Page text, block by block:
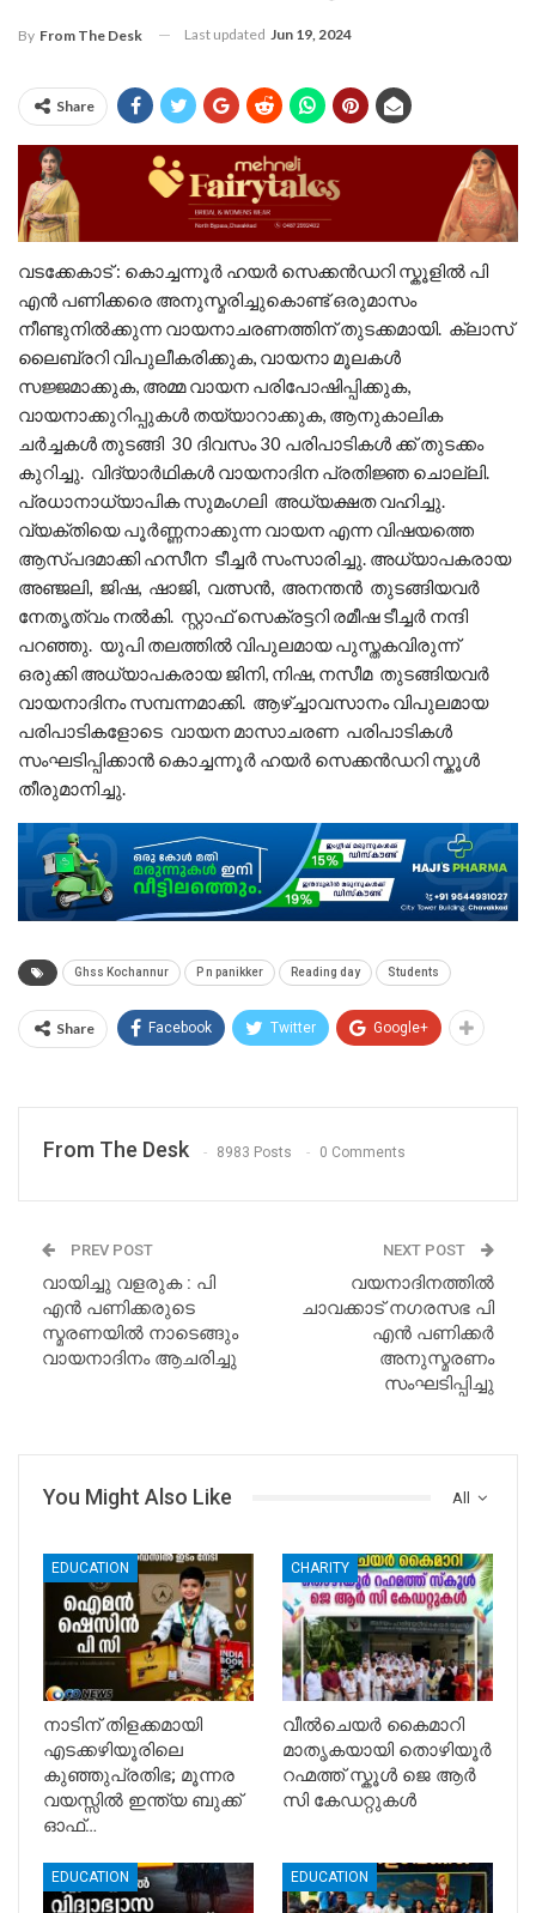
By From The Desk Last updated Jun 19, 2024
Share
വടക്കേകാട് : കൊച്ചന്നൂർ ഹയർ സെക്കൻഡറി സ്കൂളിൽ പി
എൻ പണിക്കരെ അനുസ്മരിച്ചുകൊണ്ട് ഒരുമാസം
നീണ്ടുനിൽക്കുന്ന വായനാചരണത്തിന് തുടക്കമായി. ക്ലാസ്
ലൈബ്രറി വിപുലീകരിക്കുക, വായനാ മൂലകൾ
സജ്ജമാക്കുക, അമ്മ വായന പരിപോഷിപ്പിക്കുക,
വായനാക്കുറിപ്പുകൾ തയ്യാറാക്കുക, ആനുകാലിക
ചർച്ചകൾ തുടങ്ങി 30 ദിവസം 30 പരിപാടികൾ ക്ക് തുടക്കം
കുറിച്ചു. വിദ്യാർഥികൾ വായനാദിന പ്രതിജ്ഞ ചൊല്ലി.
പ്രധാനാധ്യാപിക സുമംഗലി അധ്യക്ഷത വഹിച്ചു.
വ്യക്തിയെ പൂർണ്ണനാക്കുന്ന വായന എന്ന വിഷയത്തെ
ആസ്പദമാക്കി ഹസീന ടീച്ചർ സംസാരിച്ചു. അധ്യാപകരായ
അഞ്ജലി, ജിഷ, ഷാജി, വത്സൻ, അനന്തൻ തുടങ്ങിയവർ
നേതൃത്വം നൽകി. സ്റ്റാഫ് സെക്രട്ടറി രമീഷ ടീച്ചർ നന്ദി
പറഞ്ഞു. യുപി തലത്തിൽ വിപുലമായ പുസ്തകവിരുന്ന്
ഒരുക്കി അധ്യാപകരായ ജിനി, നിഷ, നസീമ തുടങ്ങിയവർ
വായനാദിനം സമ്പന്നമാക്കി. ആഴ്ച്ചാവസാനം വിപുലമായ
പരിപാടികളോടെ വായന മാസാചരണ പരിപാടികൾ
സംഘടിപ്പിക്കാൻ കൊച്ചന്നൂർ ഹയർ സെക്കൻഡറി സ്കൂൾ
തീരുമാനിച്ചു.
Ghss Kochannur P n panikker Reading day Students
Share Facebook Twitter Google+
From The Desk 8983 Posts 0 Comments
PREV POST
വായിച്ചു വളരുക : പി
എന്‍ പണിക്കരുടെ
സ്മരണയിൽ നാടെങ്ങും
വായനാദിനം ആചരിച്ചു
NEXT POST
വയനാദിനത്തിൽ
ചാവക്കാട് നഗരസഭ പി
എൻ പണിക്കർ
അനുസ്മരണം
സംഘടിപ്പിച്ചു
All
You Might Also Like
EDUCATION
നാടിന് തിളക്കമായി
എടക്കഴിയൂരിലെ
കുഞ്ഞുപ്രതിഭ; മൂന്നര
വയസ്സിൽ ഇന്ത്യ ബുക്ക്
ഓഫ്…
CHARITY
വീൽചെയർ കൈമാറി
മാതൃകയായി തൊഴിയൂർ
റഹ്മത്ത് സ്കൂൾ ജെ ആർ
സി കേഡറ്റുകൾ
EDUCATION EDUCATION